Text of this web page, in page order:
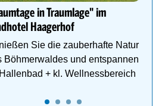
in Traumlage" im
Haagerhof
Sie die zauberhafte Natur
Böhmerwaldes und entspannen
+ kl. Wellnessbereich